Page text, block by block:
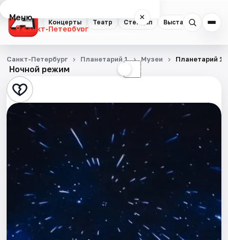
Концерты Театр Стендап Выставки
Меню ×
Санкт-Петербург
Концерты
Театр
Стендап
Выставки
Квесты
Экскурсии
Спорт
События
Ночной режим ☾
Санкт-Петербург Планетарий 1 Музеи Планетарий 1